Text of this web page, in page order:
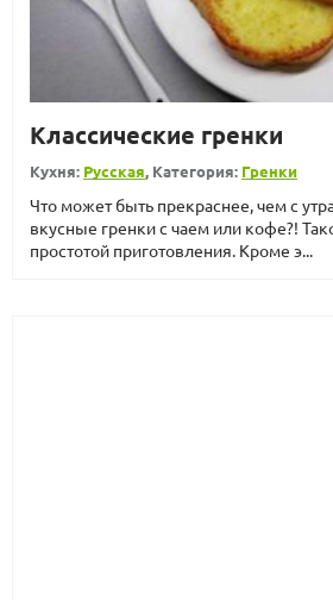
Классические гренки
Кухня: Русская, Категория: Гренки
Что может быть прекраснее, чем с
вкусные гренки с чаем или кофе?!
простотой приготовления. Кроме э...